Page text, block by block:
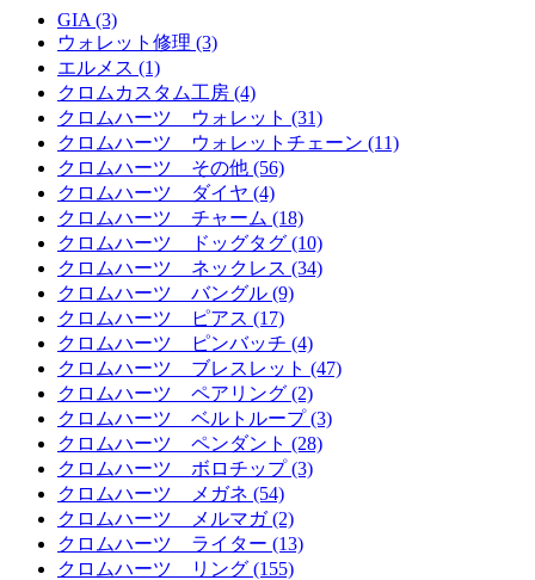
GIA (3)
ウォレット修理 (3)
エルメス (1)
クロムカスタム工房 (4)
クロムハーツ ウォレット (31)
クロムハーツ ウォレットチェーン (11)
クロムハーツ その他 (56)
クロムハーツ ダイヤ (4)
クロムハーツ チャーム (18)
クロムハーツ ドッグタグ (10)
クロムハーツ ネックレス (34)
クロムハーツ バングル (9)
クロムハーツ ピアス (17)
クロムハーツ ピンバッチ (4)
クロムハーツ ブレスレット (47)
クロムハーツ ペアリング (2)
クロムハーツ ベルトループ (3)
クロムハーツ ペンダント (28)
クロムハーツ ボロチップ (3)
クロムハーツ メガネ (54)
クロムハーツ メルマガ (2)
クロムハーツ ライター (13)
クロムハーツ リング (155)